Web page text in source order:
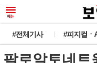
#전체기사 #피지컬ㆍ
팔로알토네트